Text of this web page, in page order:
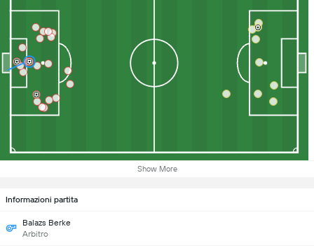
Show More
Informazioni partita
Balazs Berke
Arbitro